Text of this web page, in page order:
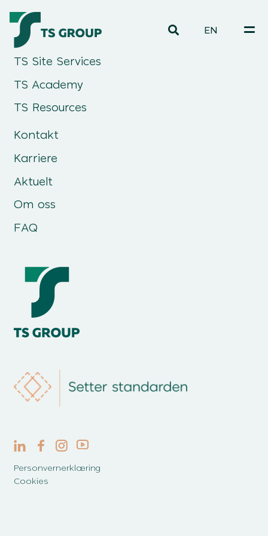
EN
TS Site Services
TS Academy
TS Resources
Kontakt
Karriere
Aktuelt
Om oss
FAQ
Personvernerklæring
Cookies